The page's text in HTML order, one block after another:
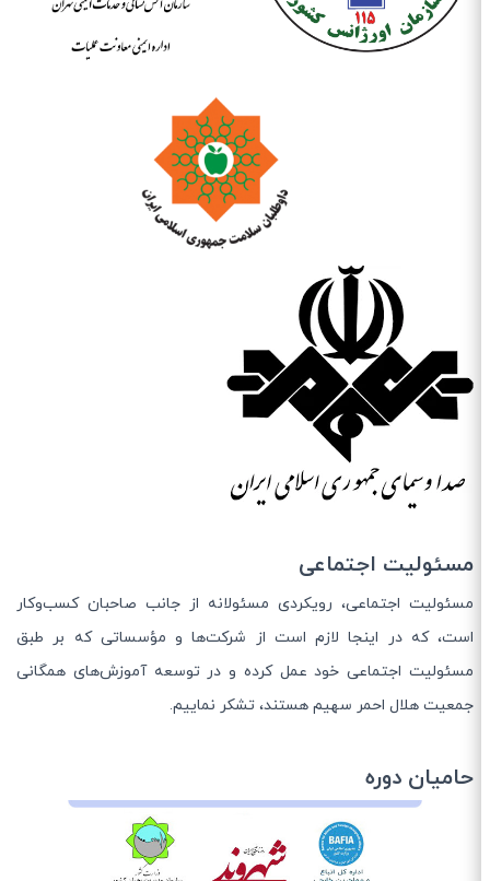
مسئولیت اجتماعی
مسئولیت اجتماعی، رویکردی مسئولانه از جانب صاحبان کسب‌وکار
است، که در اینجا لازم است از شرکت‌ها و مؤسساتی که بر طبق
مسئولیت اجتماعی خود عمل کرده و در توسعه آموزش‌های همگانی
جمعیت هلال احمر سهیم هستند، تشکر نماییم.
حامیان دوره